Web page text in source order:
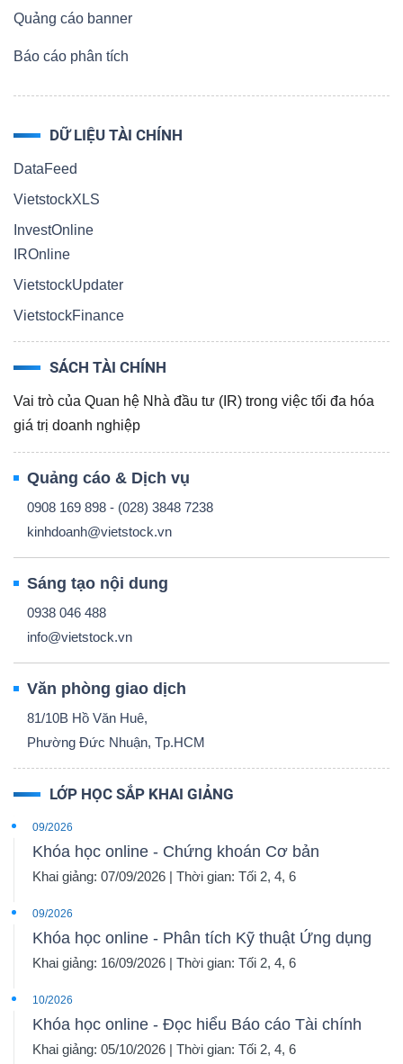
Quảng cáo banner
Báo cáo phân tích
DỮ LIỆU TÀI CHÍNH
DataFeed
VietstockXLS
InvestOnline
IROnline
VietstockUpdater
VietstockFinance
SÁCH TÀI CHÍNH
Vai trò của Quan hệ Nhà đầu tư (IR) trong việc tối đa hóa
giá trị doanh nghiệp
Quảng cáo & Dịch vụ
0908 169 898 - (028) 3848 7238
kinhdoanh@vietstock.vn
Sáng tạo nội dung
0938 046 488
info@vietstock.vn
Văn phòng giao dịch
81/10B Hồ Văn Huê,
Phường Đức Nhuận, Tp.HCM
LỚP HỌC SẮP KHAI GIẢNG
09/2026
Khóa học online - Chứng khoán Cơ bản
Khai giảng: 07/09/2026 | Thời gian: Tối 2, 4, 6
09/2026
Khóa học online - Phân tích Kỹ thuật Ứng dụng
Khai giảng: 16/09/2026 | Thời gian: Tối 2, 4, 6
10/2026
Khóa học online - Đọc hiểu Báo cáo Tài chính
Khai giảng: 05/10/2026 | Thời gian: Tối 2, 4, 6
Đào
Sách
tài
chính
Công
đầu
Truyền
thông
tài
chính
Dữ
liệu
tài